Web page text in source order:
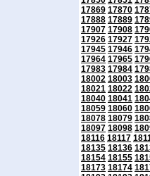
17869 17870
17888 17889
17907 17908
17926 17927
17945 17946
17964 17965
17983 17984
18002 18003
18021 18022
18040 18041
18059 18060
18078 18079
18097 18098
18116 18117
18135 18136
18154 18155
18173 18174